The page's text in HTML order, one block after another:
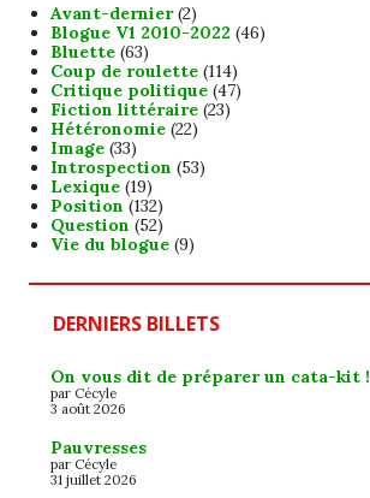
Avant-dernier(2)
Blogue V1 2010-2022 (46)
Bluette(63)
Coup de roulette(114)
Critique politique(47)
Fiction littéraire(23)
Hétéronomie(22)
Image(33)
Introspection (53)
Lexique(19)
Position (132)
Question (52)
Vie du blogue(9)
DERNIERS BILLETS
On vous dit de préparer un cata-kit !
par Cécyle
3 août 2026
Pauvresses
par Cécyle
31 juillet 2026